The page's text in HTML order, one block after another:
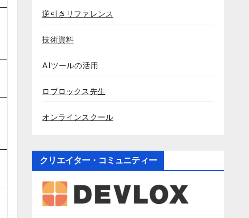
逆引きリファレンス
技術資料
AIツールの活用
ロブロックス先生
オンラインスクール
クリエイター・コミュニティー